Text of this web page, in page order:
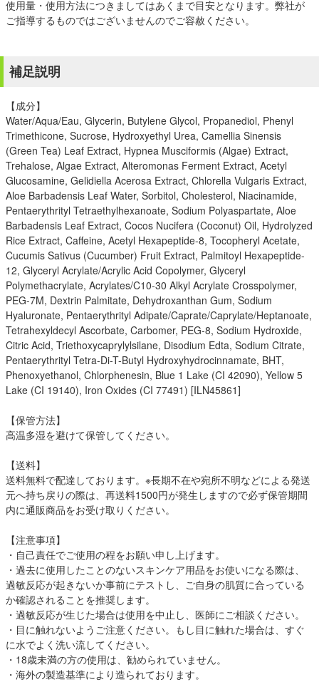
使用量・使用方法につきましてはあくまで目安となります。弊社が
ご指導するものではございませんのでご容赦ください。
補足説明
【成分】
Water/Aqua/Eau, Glycerin, Butylene Glycol, Propanediol, Phenyl
Trimethicone, Sucrose, Hydroxyethyl Urea, Camellia Sinensis
(Green Tea) Leaf Extract, Hypnea Musciformis (Algae) Extract,
Trehalose, Algae Extract, Alteromonas Ferment Extract, Acetyl
Glucosamine, Gelidiella Acerosa Extract, Chlorella Vulgaris Extract,
Aloe Barbadensis Leaf Water, Sorbitol, Cholesterol, Niacinamide,
Pentaerythrityl Tetraethylhexanoate, Sodium Polyaspartate, Aloe
Barbadensis Leaf Extract, Cocos Nucifera (Coconut) Oil, Hydrolyzed
Rice Extract, Caffeine, Acetyl Hexapeptide-8, Tocopheryl Acetate,
Cucumis Sativus (Cucumber) Fruit Extract, Palmitoyl Hexapeptide-
12, Glyceryl Acrylate/Acrylic Acid Copolymer, Glyceryl
Polymethacrylate, Acrylates/C10-30 Alkyl Acrylate Crosspolymer,
PEG-7M, Dextrin Palmitate, Dehydroxanthan Gum, Sodium
Hyaluronate, Pentaerythrityl Adipate/Caprate/Caprylate/Heptanoate,
Tetrahexyldecyl Ascorbate, Carbomer, PEG-8, Sodium Hydroxide,
Citric Acid, Triethoxycaprylylsilane, Disodium Edta, Sodium Citrate,
Pentaerythrityl Tetra-Di-T-Butyl Hydroxyhydrocinnamate, BHT,
Phenoxyethanol, Chlorphenesin, Blue 1 Lake (CI 42090), Yellow 5
Lake (CI 19140), Iron Oxides (CI 77491) [ILN45861]
【保管方法】
高温多湿を避けて保管してください。
【送料】
送料無料で配達しております。※長期不在や宛所不明などによる発送
元へ持ち戻りの際は、再送料1500円が発生しますので必ず保管期間
内に通販商品をお受け取りください。
【注意事項】
・自己責任でご使用の程をお願い申し上げます。
・過去に使用したことのないスキンケア用品をお使いになる際は、
過敏反応が起きないか事前にテストし、ご自身の肌質に合っている
か確認されることを推奨します。
・過敏反応が生じた場合は使用を中止し、医師にご相談ください。
・目に触れないようご注意ください。もし目に触れた場合は、すぐ
に水でよく洗い流してください。
・18歳未満の方の使用は、勧められていません。
・海外の製造基準により造られております。